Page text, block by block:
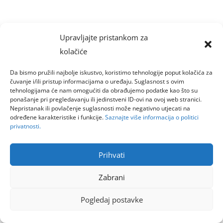
Upravljajte pristankom za
kolačiće
Da bismo pružili najbolje iskustvo, koristimo tehnologije poput kolačića za
čuvanje i/ili pristup informacijama o uređaju. Suglasnost s ovim
tehnologijama će nam omogućiti da obrađujemo podatke kao što su
ponašanje pri pregledavanju ili jedinstveni ID-ovi na ovoj web stranici.
Nepristanak ili povlačenje suglasnosti može negativno utjecati na
određene karakteristike i funkcije.Saznajte više informacija o politici
privatnosti.
Prihvati
Zabrani
Pogledaj postavke